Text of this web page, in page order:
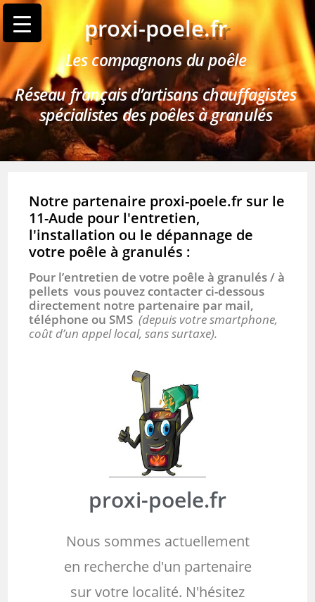
proxi-poele.fr
Les compagnons du poêle
Réseau français d’artisans chauffagistes
spécialistes des poêles à granulés
Notre partenaire proxi-poele.fr sur le
11-Aude pour l'entretien,
l'installation ou le dépannage de
votre poêle à granulés :
Pour l’entretien de votre poêle à granulés / à
pellets vous pouvez contacter ci-dessous
directement notre partenaire par mail,
téléphone ou SMS(depuis votre smartphone,
coût d’un appel local, sans surtaxe).
proxi-poele.fr
Nous sommes actuellement
en recherche d'un partenaire
sur votre localité. N'hésitez